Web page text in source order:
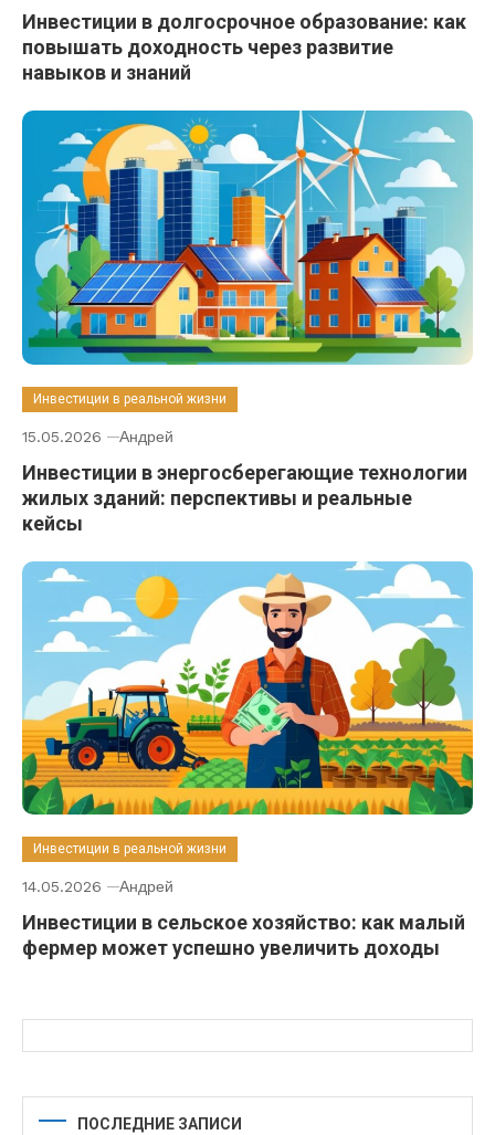
Инвестиции в долгосрочное образование: как
повышать доходность через развитие
навыков и знаний
Инвестиции в реальной жизни
15.05.2026 Андрей
Инвестиции в энергосберегающие технологии
жилых зданий: перспективы и реальные
кейсы
Инвестиции в реальной жизни
14.05.2026 Андрей
Инвестиции в сельское хозяйство: как малый
фермер может успешно увеличить доходы
ПОСЛЕДНИЕ ЗАПИСИ